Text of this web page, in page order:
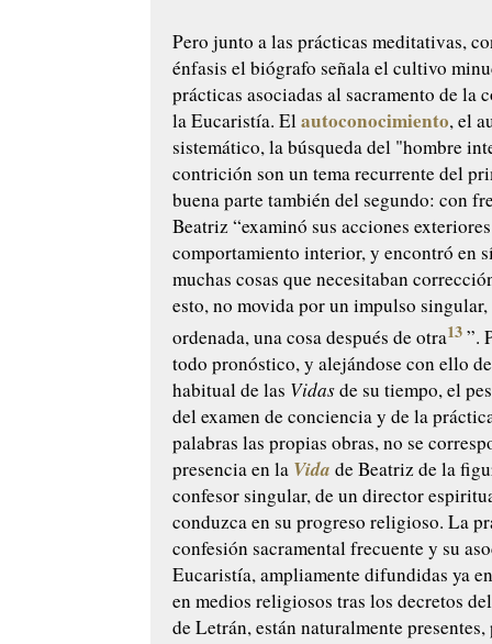
Pero junto a las prácticas meditativas,
énfasis el biógrafo señala el cultivo
prácticas asociadas al sacramento de la
la Eucaristía. Elautoconocimiento, el
sistemático, la búsqueda del "hombre
contrición son un tema recurrente del
buena parte también del segundo: con
Beatriz “examinó sus acciones
comportamiento interior, y encontró en
muchas cosas que necesitaban
esto, no movida por un impulso
ordenada, una cosa después de otra13”.
todo pronóstico, y alejándose con ello
habitual de las Vidasde su tiempo, el
del examen de conciencia y de la
palabras las propias obras, no se
presencia en la Vida de Beatriz de la
confesor singular, de un director
conduzca en su progreso religioso. La
confesión sacramental frecuente y su
Eucaristía, ampliamente difundidas ya
en medios religiosos tras los decretos
de Letrán, están naturalmente presentes,